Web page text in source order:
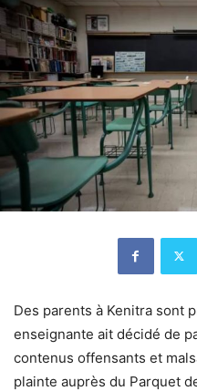
Des parents à Kenitra sont
enseignante ait décidé de
contenus offensants et
plainte auprès du Parquet